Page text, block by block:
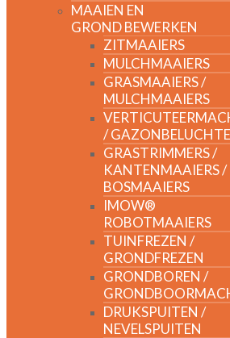
MAAIEN EN
GROND BEWERKEN
ZITMAAIERS
MULCHMAAIERS
GRASMAAIERS /
MULCHMAAIERS
/
GRASTRIMMERS /
KANTENMAAIERS /
BOSMAAIERS
IMOW®
ROBOTMAAIERS
TUINFREZEN /
GRONDFREZEN
GRONDBOREN /
DRUKSPUITEN /
NEVELSPUITEN